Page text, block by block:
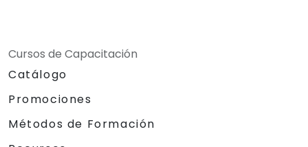
Cursos de Capacitación
Catálogo
Promociones
Métodos de Formación